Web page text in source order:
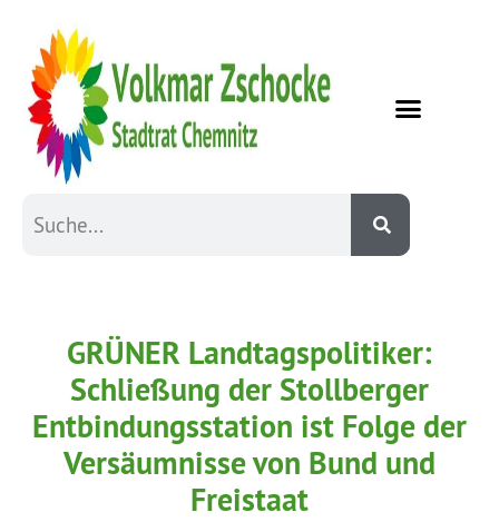
GRÜNER Landtagspolitiker:
Schließung der Stollberger
Entbindungsstation ist Folge der
Versäumnisse von Bund und
Freistaat